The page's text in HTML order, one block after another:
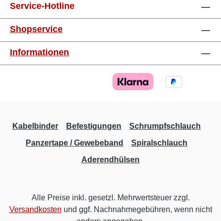
mm 10,0 mm²elfenbein12 mm 16,0
mm²grün12 mm 25,0 mm²braun16 mm 35,0
mm²grau16 mm 50,0 mm²olive20 mm
Service-Hotline
Shopservice
Informationen
Kabelbinder Befestigungen
Schrumpfschlauch
Panzertape / Gewebeband
Spiralschlauch
Aderendhülsen
Alle Preise inkl. gesetzl. Mehrwertsteuer zzgl.
Versandkosten und ggf. Nachnahmegebühren, wenn nicht